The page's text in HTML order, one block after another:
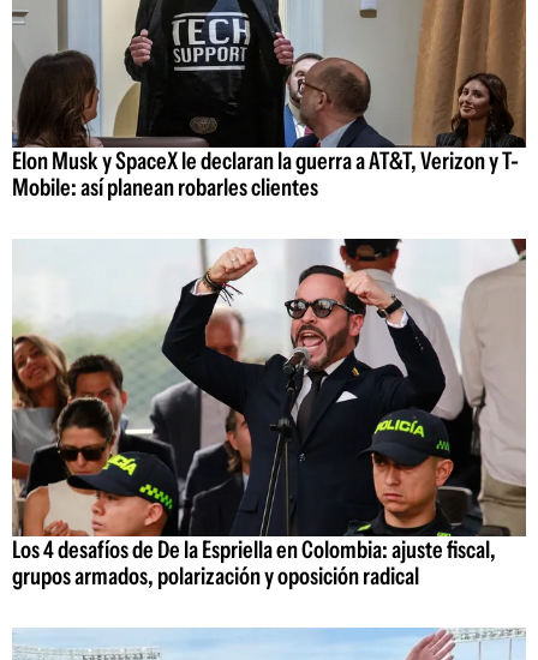
Elon Musk y SpaceX le declaran la guerra a AT&T, Verizon y T-
Mobile: así planean robarles clientes
Los 4 desafíos de De la Espriella en Colombia: ajuste fiscal,
grupos armados, polarización y oposición radical